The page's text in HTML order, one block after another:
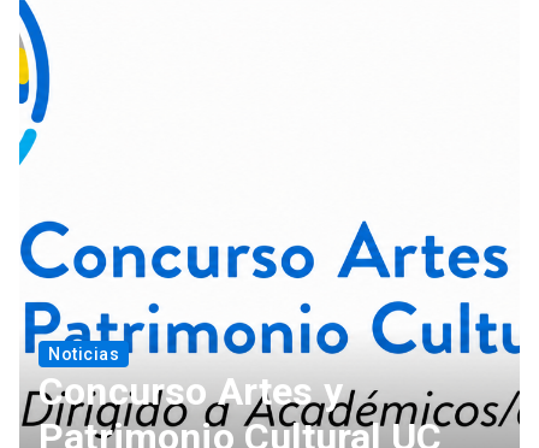
Noticias
Concurso Artes y
Patrimonio Cultural UC